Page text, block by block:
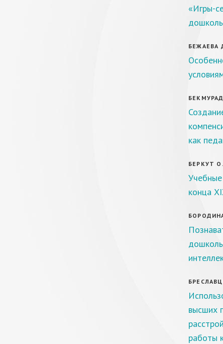
«Игры-
БЕЖАЕВА
как
БЕРКУТ
Учебные
конца
высших
работы